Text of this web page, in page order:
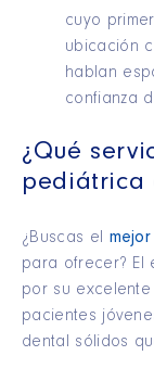
cuyo
ubicación
hablan
confianza
¿Qué
pediátrica
¿Buscas el
para ofrecer? El
por su
pacientes
dental sólidos